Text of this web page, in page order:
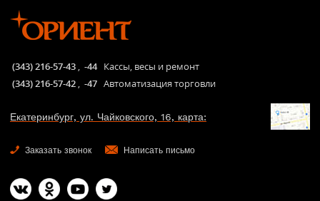
(343) 216-57-43 , -44 Кассы, весы и ремонт
(343) 216-57-42 , -47 Автоматизация торговли
Екатеринбург, ул. Чайковского, 16, карта:
Заказать звонок Написать письмо